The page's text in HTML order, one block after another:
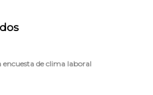
encuesta de clima laboral